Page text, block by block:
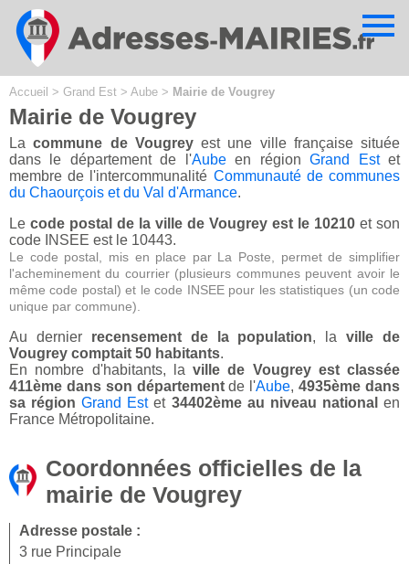
Accueil > Grand Est > Aube > Mairie de Vougrey
Mairie de Vougrey
Lacommune de Vougreyest une ville française située
dans le département de l'Aubeen régionGrand Estet
membre de l'intercommunalité Communauté de communes
du Chaourçois et du Val d'Armance.
Le code postal de la ville de Vougrey est le 10210 et son
code INSEE est le 10443.
Le code postal, mis en place par La Poste, permet de simplifier
l'acheminement du courrier (plusieurs communes peuvent avoir le
même code postal) et le code INSEE pour les statistiques (un code
unique par commune).
Au dernier recensement de la population, laville de
Vougrey comptait 50 habitants.
En nombre d'habitants, la ville de Vougrey est classée
411ème dans son départementde l'Aube,4935ème dans
sa région Grand Estet 34402ème au niveau national en
France Métropolitaine.
Coordonnées officielles de la
mairie de Vougrey
Adresse postale :
3 rue Principale
Cookies management panel